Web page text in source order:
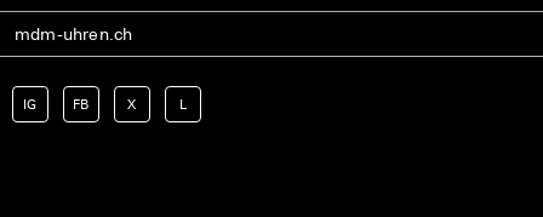
mdm-uhren.ch
IG FB X L